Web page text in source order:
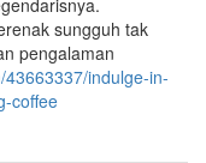
sungguh tak
pengalaman
indulge-in-
coffee